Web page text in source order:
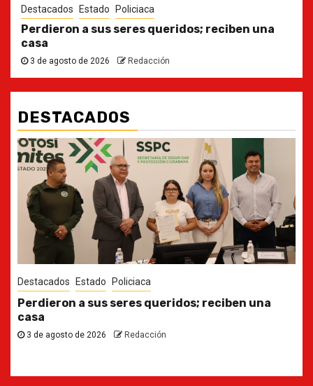
Destacados Estado Policiaca
Perdieron a sus seres queridos; reciben una
casa
3 de agosto de 2026 Redacción
DESTACADOS
Destacados Estado
Ya casi, el quinto informe del Gobernador
30 de julio de 2026